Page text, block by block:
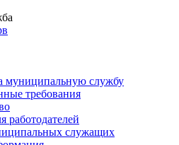
муниципальную службу
требования
работодателей
служащих